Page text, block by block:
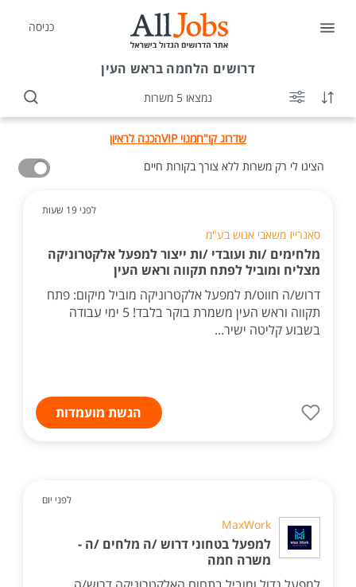
כניסה
דרושים הלחמה בראש העין
נמצאו 5 משרות
שדרוג קו"חמנוי VIP
הכנה לראיון
הציגו לי רק משרות ללא צורך בקורות חיים
לפני 19 שעות
סאנרייז משאבי אנוש בע"מ
מלחימים /ות ועובדי /ות ייצור למפעל אלקטרוניקה
מצליח ומוביל לפתח תקווה וראש העין
דרוש/ה חווט/ת למפעל אלקטרוניקה מוביל מיקום: פתח
תקווה וראש העין משמרת בוקר בלבד! 5 ימי עבודה
בשבוע קליטה ישיר...
הגשת מועמדות
לפני יום
MaxWork
למפעל בטחוני דרוש /ה מלחים /ה -
משרה חמה